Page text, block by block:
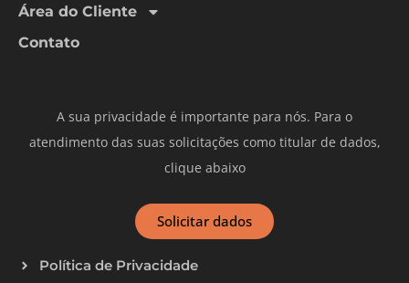
Área do Cliente
Contato
A sua privacidade é importante para nós. Para o
atendimento das suas solicitações como titular de dados,
clique abaixo
Solicitar dados
Política de Privacidade